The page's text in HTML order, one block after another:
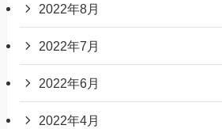
2022年8月
2022年7月
2022年6月
2022年4月